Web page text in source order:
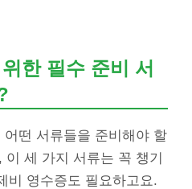
한 필수 준비 서
떤 서류들을 준비해야 할
세 가지 서류는 꼭 챙기
비 영수증도 필요하고요.